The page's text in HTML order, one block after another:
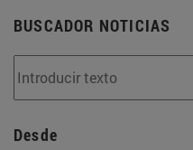
BUSCADOR NOTICIAS
Desde